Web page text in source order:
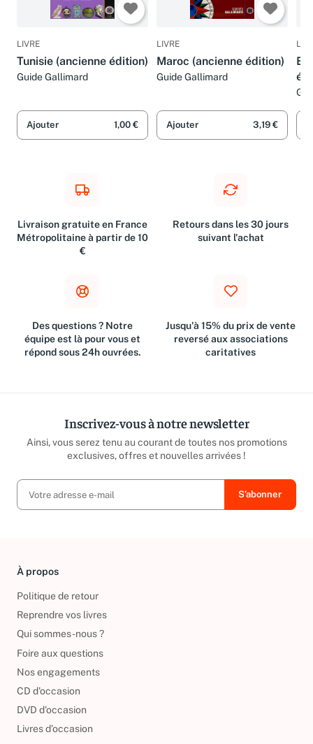
LIVRE
Tunisie (ancienne édition)
Guide Gallimard
Ajouter 1,00 €
LIVRE
Maroc (ancienne édition)
Guide Gallimard
Ajouter 3,19 €
Livraison gratuite en France
Métropolitaine à partir de 10
€
Retours dans les 30 jours
suivant l'achat
Des questions ? Notre
équipe est là pour vous et
répond sous 24h ouvrées.
Jusqu'à 15% du prix de vente
reversé aux associations
caritatives
Inscrivez-vous à notre newsletter
Ainsi, vous serez tenu au courant de toutes nos promotions
exclusives, offres et nouvelles arrivées !
À propos
Politique de retour
Reprendre vos livres
Qui sommes-nous ?
Foire aux questions
Nos engagements
CD d'occasion
DVD d'occasion
Livres d’occasion